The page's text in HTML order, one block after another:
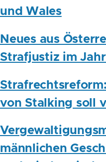
und Wales
Neues aus
Strafjustiz im
von Stalking soll
männlichen